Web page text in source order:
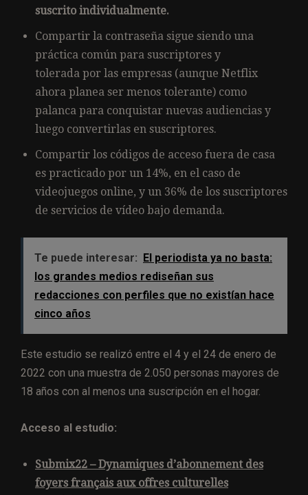
suscrito individualmente.
Compartir la contraseña sigue siendo una
práctica común para suscriptores y
tolerada por las empresas (aunque Netflix
ahora planea ser menos tolerante) como
palanca para conquistar nuevas audiencias y
luego convertirlas en suscriptores.
Compartir los códigos de acceso fuera de casa
es practicado por un 14%, en el caso de
videojuegos online, y un 36% de los suscriptores
de servicios de vídeo bajo demanda.
Te puede interesar:
El periodista ya no basta:
los grandes medios rediseñan sus
redacciones con perfiles que no existían hace
cinco años
Este estudio se realizó entre el 4 y el 24 de enero de
2022 con una muestra de 2.050 personas mayores de
18 años con al menos una suscripción en el hogar.
Acceso al estudio:
Submix22 – Dynamiques d’abonnement des
foyers français aux offres culturelles